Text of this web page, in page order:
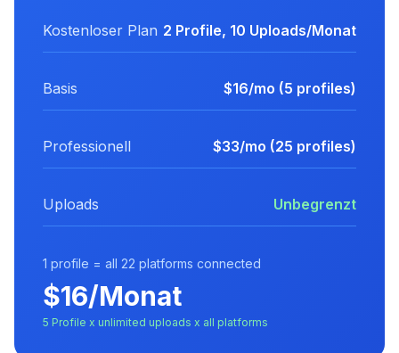
Kostenloser Plan 2 Profile, 10 Uploads/Monat
Basis $16/mo (5 profiles)
Professionell $33/mo (25 profiles)
Uploads Unbegrenzt
1 profile = all 22 platforms connected
$16/Monat
5 Profile x unlimited uploads x all platforms